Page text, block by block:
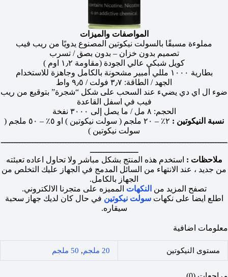
المواصفات والميزات
مملوءة مسبقًا بالسولت نيكوتين المصنوع يدويًا من ريب فيب
تصميم بدون خزان – بدون بصق / تسرب
كويل شبكي عالي الجودة (مقاومة ١٫٢ اوم )
بطارية ١٠٠٠ مللي أمبير مشحونة بالكامل وجاهزة للاستخدام
الجهد / الطاقة: ٣٫٧ فولت / ٩٫٥ واط
ضوء ال اي دي يضيء عند السحب على شكل “شجرة” بتوقيع من ريب
فيب في اسفل القاعدة
الحجم: ٨ مل / ما يصل إلى ٣٠٠٠ نفخة
نسبة النيكوتين :
٢٪ – ٢٠ ملجم ( سولت نيكوتين ) او ٥٪ – ٥٠ ملجم (
سولت نيكوتين )
ـــــــــــــــــــــــــــــــــــــــــــــــــــــــــــــــــــــــــــــــــــــــــ
ـــــــــــــــــــ
ملاحظات : استخدم هذه المنتج بشكل مباشر ولا تحاول اعاده تعبئته
من جديد ، عند الانتهاء من السائل المدمج في الجهاز عليك التخلص من
الجهاز بالكامل.
تصفح المزيد من النكهات المميزه على متجرنا الالكتروني.
اطلع ايضا على نكهاتسولت نيكوتين في حال كان لديك جهاز سحبة
سيقاره.
معلومات اضافية
مستوى النيكوتين 20 ملجم , 50 ملجم